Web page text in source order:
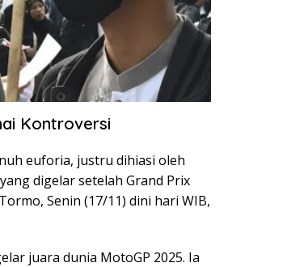
Kontroversi
euforia, justru dihiasi oleh
digelar setelah Grand Prix
Senin (17/11) dini hari WIB,
juara dunia MotoGP 2025. Ia